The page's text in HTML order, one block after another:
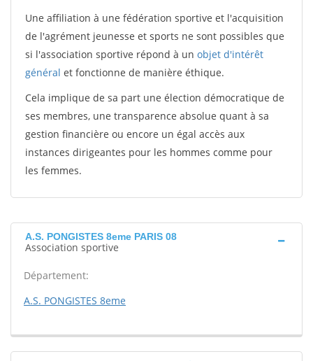
Une affiliation à une fédération sportive et l'acquisition
de l'agrément jeunesse et sports ne sont possibles que
si l'association sportive répond à un objet d'intérêt
général et fonctionne de manière éthique.
Cela implique de sa part une élection démocratique de
ses membres, une transparence absolue quant à sa
gestion financière ou encore un égal accès aux
instances dirigeantes pour les hommes comme pour
les femmes.
A.S. PONGISTES 8eme PARIS 08
Association sportive
Département:
A.S. PONGISTES 8eme